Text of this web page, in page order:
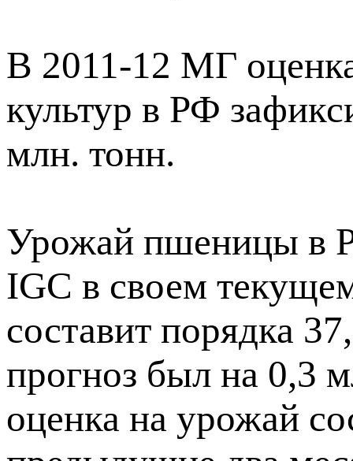
В 2011-12 МГ
культур в РФ
млн. тонн.
Урожай пшеницы в
IGC в своем
составит порядка
прогноз был на 0,3
оценка на урожай